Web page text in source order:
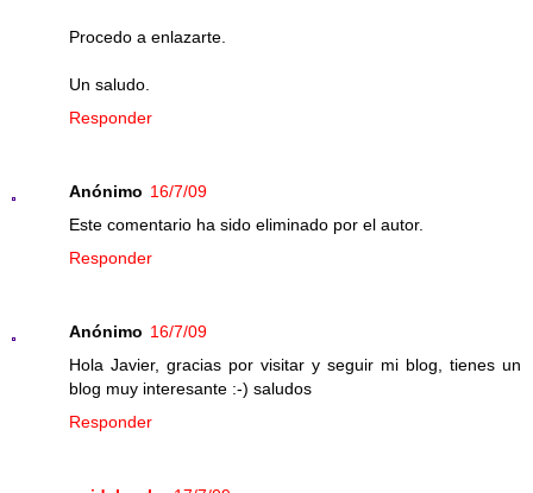
Procedo a enlazarte.
Un saludo.
Responder
Anónimo 16/7/09
Este comentario ha sido eliminado por el autor.
Responder
Anónimo 16/7/09
Hola Javier, gracias por visitar y seguir mi blog, tienes un
blog muy interesante :-) saludos
Responder